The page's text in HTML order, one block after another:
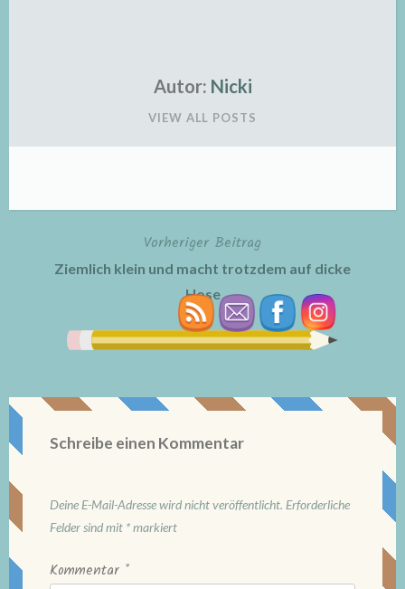
Autor: Nicki
VIEW ALL POSTS
BeitragsnavigationVorheriger Beitrag
Ziemlich klein und macht trotzdem auf dicke
Hose
Schreibe einen Kommentar
Deine E-Mail-Adresse wird nicht veröffentlicht. Erforderliche
Felder sind mit *markiert
Kommentar *